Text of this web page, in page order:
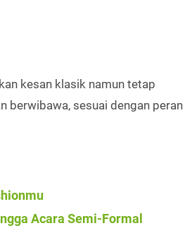
kesan klasik namun tetap
berwibawa, sesuai dengan peran
Acara Semi-Formal